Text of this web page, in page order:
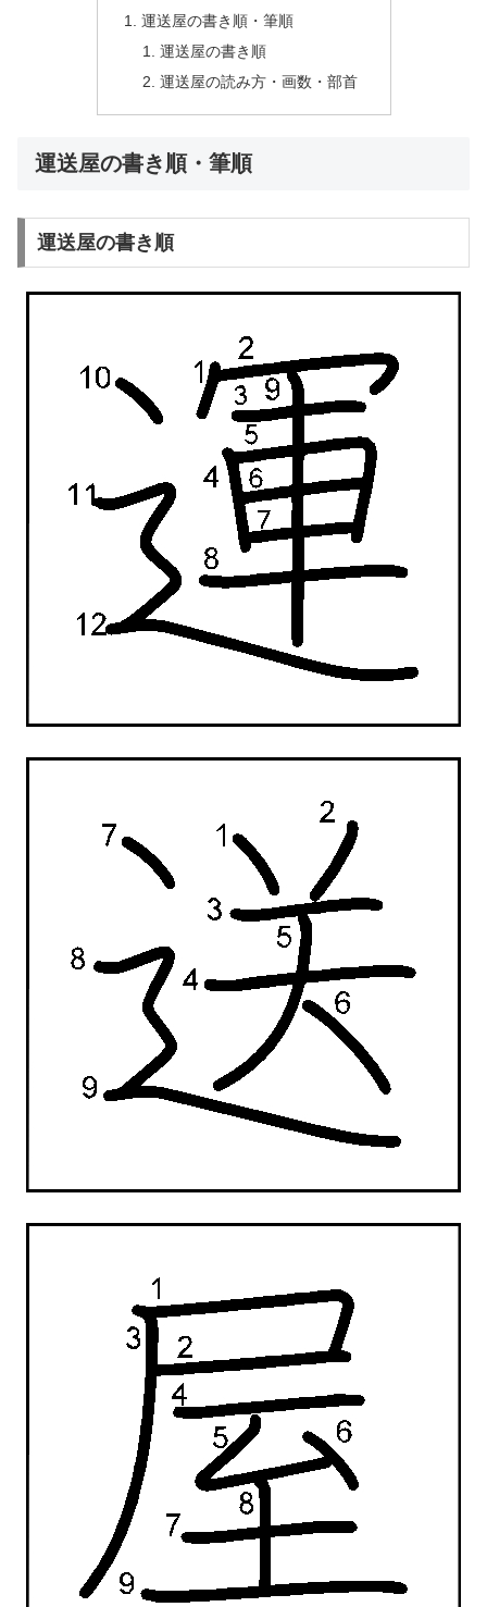
運送屋の書き順・筆順
運送屋の書き順
運送屋の読み方・画数・部首
運送屋の書き順・筆順
運送屋の書き順